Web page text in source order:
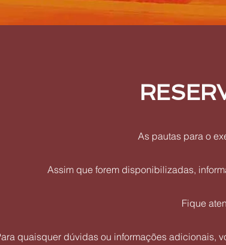
As pautas para o
Assim que forem disponibilizadas,
Fique
quaisquer dúvidas ou informações adicionais,